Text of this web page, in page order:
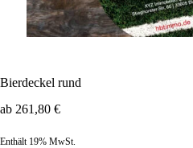
Bierdeckel rund
ab 261,80 €
Enthält 19% MwSt.